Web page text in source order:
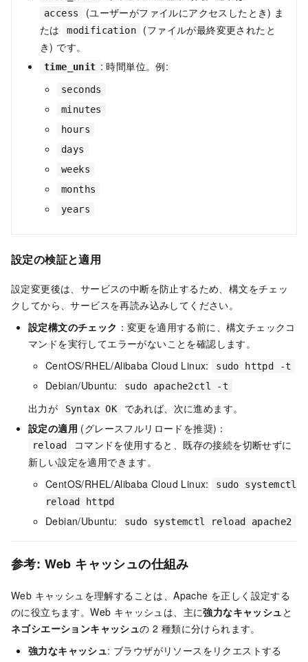
access
(ユーザーがファイルにアクセスしたとき) ま
たは
modification
(ファイルが最終変更されたと
き) です。
time_unit : 時間単位。例:
seconds
minutes
hours
days
weeks
months
years
設定の検証と適用
設定変更後は、サービスの中断を防止するため、構文をチェッ
クしてから、サービスを再読み込みしてください。
設定構文のチェック ：変更を適用する前に、構文チェックコ
マンドを実行してエラーがないことを確認します。
CentOS/RHEL/Alibaba Cloud Linux:
sudo httpd -t
Debian/Ubuntu: sudo apache2ctl -t
出力が Syntax OK
であれば、次に進めます。
設定の適用 (グレースフルリロードを推奨)：
reload
コマンドを使用すると、既存の接続を切断せずに
新しい設定を適用できます。
CentOS/RHEL/Alibaba Cloud Linux:
sudo systemctl
reload httpd
Debian/Ubuntu: sudo systemctl reload apache2
参考: Web キャッシュの仕組み
Web キャッシュを理解することは、Apache を正しく設定する
のに役立ちます。Web キャッシュは、主に強力なキャッシュ と
ネゴシエーションキャッシュの 2 種類に分けられます。
強力なキャッシュ: ブラウザがリソースをリクエストする